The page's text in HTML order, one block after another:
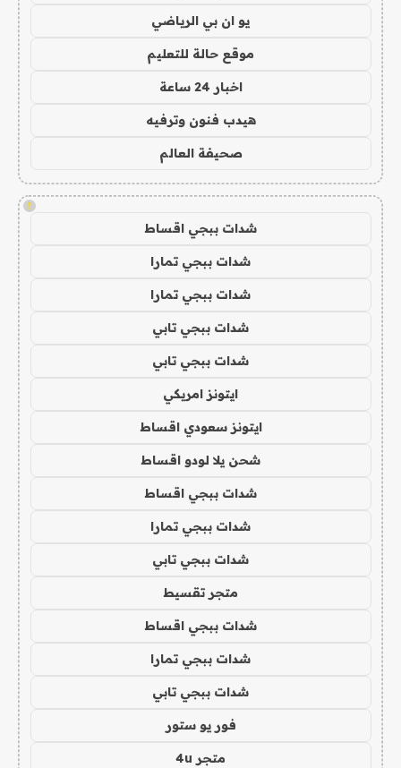
يو ان بي الرياضي
موقع حالة للتعليم
اخبار 24 ساعة
هيدب فنون وترفيه
صحيفة العالم
!
شدات ببجي اقساط
شدات ببجي تمارا
شدات ببجي تمارا
شدات ببجي تابي
شدات ببجي تابي
ايتونز امريكي
ايتونز سعودي اقساط
شحن يلا لودو اقساط
شدات ببجي اقساط
شدات ببجي تمارا
شدات ببجي تابي
متجر تقسيط
شدات ببجي اقساط
شدات ببجي تمارا
شدات ببجي تابي
فور يو ستور
متجر 4u